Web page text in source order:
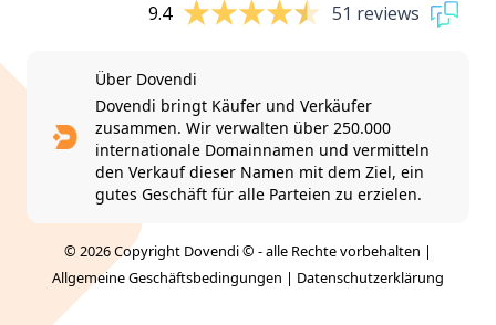
9.4 51 reviews
Über Dovendi
Dovendi bringt Käufer und Verkäufer
zusammen. Wir verwalten über 250.000
internationale Domainnamen und vermitteln
den Verkauf dieser Namen mit dem Ziel, ein
gutes Geschäft für alle Parteien zu erzielen.
© 2026 Copyright Dovendi © - alle Rechte vorbehalten |
Allgemeine Geschäftsbedingungen | Datenschutzerklärung